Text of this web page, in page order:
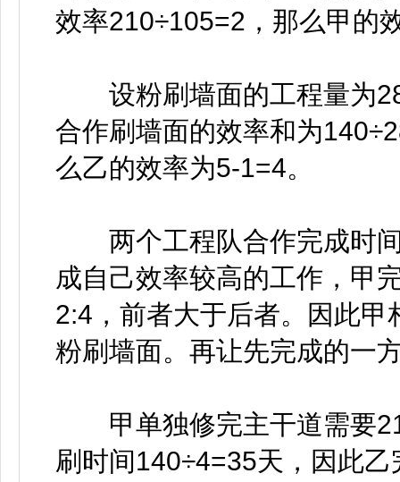
效率210÷105=2，那么甲的
设粉刷墙面的工程量为28
合作刷墙面的效率和为
么乙的效率为5-1=4。
两个工程队合作完成时间
成自己效率较高的工作，甲
2:4，前者大于后者。因此
粉刷墙面。再让先完成的一
甲单独修完主干道需要
刷时间140÷4=35天，因此